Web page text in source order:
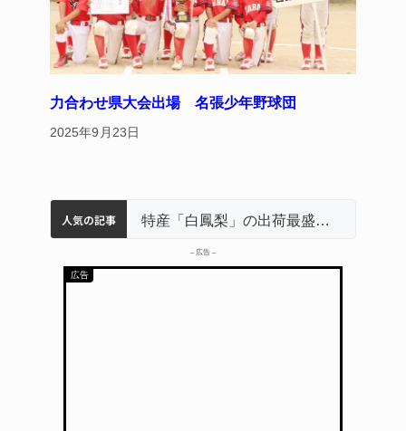
力合わせ県大会出場 名張少年野球団
2025年9月23日
人気の記事
名張市水道料金47％値上げへ 答申案、審議会で大筋まとまる
中学校の陶壁モニュメント 地元建設会社がボランティアで清掃 伊賀
名張市立病院のDMAT、熊本地震の被災地へ 能登以来3回目の派遣
特産「白鳳梨」の出荷最盛期 直売所にぎわう 伊賀 「息子が妊娠させた」母娘だまされ400万円詐欺被害 名張
– 広告 –